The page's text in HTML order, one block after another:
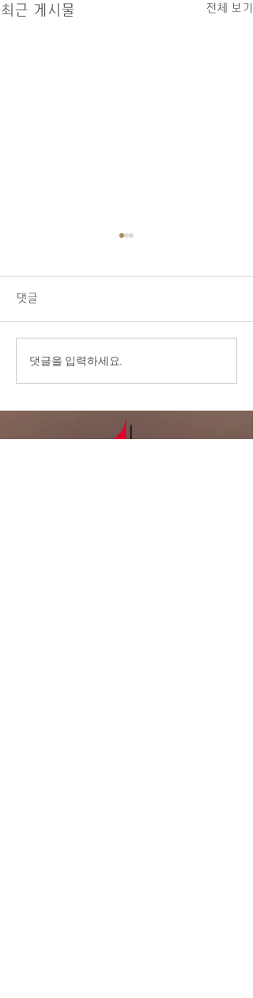
최근 게시물 전체 보기
1.오늘 LA 복음연합감리교회
료 중에 계신 분들을 위해서
기도를 부탁드립니다. 3.전교
월 말까지 전교인 심방을 합니
댓글
댓글을 입력하세요.